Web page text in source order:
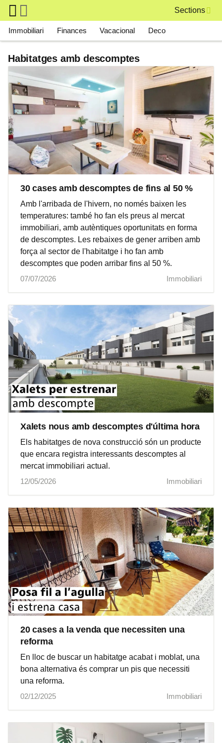
Skip to main content
Sections
Main navigation
Immobiliari Finances Vacacional Deco
Habitatges amb descomptes
30 cases amb descomptes de fins al 50 %
Amb l'arribada de l'hivern, no només baixen les
temperatures: també ho fan els preus al mercat
immobiliari, amb autèntiques oportunitats en forma
de descomptes. Les rebaixes de gener arriben amb
força al sector de l'habitatge i ho fan amb
descomptes que poden arribar fins al 50 %.
07/07/2026
Immobiliari
Xalets nous amb descomptes d'última hora
Els habitatges de nova construcció són un producte
que encara registra interessants descomptes al
mercat immobiliari actual.
12/05/2026
Immobiliari
20 cases a la venda que necessiten una
reforma
En lloc de buscar un habitatge acabat i moblat, una
bona alternativa és comprar un pis que necessiti
una reforma.
02/12/2025
Immobiliari